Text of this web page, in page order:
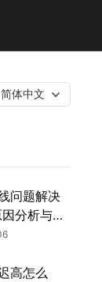
简体中文
问题解决
分析与网
！
高怎么